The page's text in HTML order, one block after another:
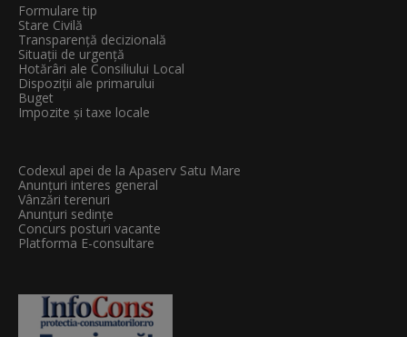
Formulare tip
Stare Civilă
Transparenţă decizională
Situații de urgență
Hotărâri ale Consiliului Local
Dispoziții ale primarului
Buget
Impozite și taxe locale
Codexul apei de la Apaserv Satu Mare
Anunțuri interes general
Vânzări terenuri
Anunțuri sedințe
Concurs posturi vacante
Platforma E-consultare